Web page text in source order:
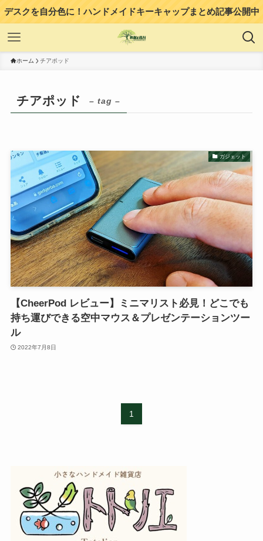
デスクを自分色に！ハンドメイドキーキャップまとめ記事公開中
ホーム チアポッド
チアポッド – tag –
ガジェット
【CheerPod レビュー】ミニマリスト必見！どこでも
持ち運びできる空中マウス＆プレゼンテーションツー
ル
2022年7月8日
1